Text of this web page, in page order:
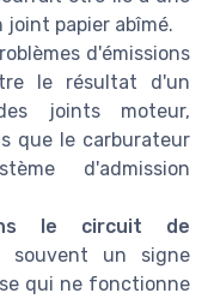
papier abîmé.
d'émissions
le résultat d'un
joints moteur,
que le carburateur
d'admission
le circuit de
un signe
qui ne fonctionne